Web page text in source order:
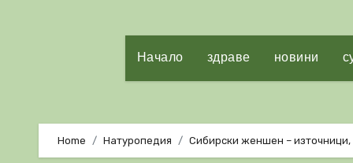
Начало здраве новини
Home Натуропедия Сибирски женшен – източници,